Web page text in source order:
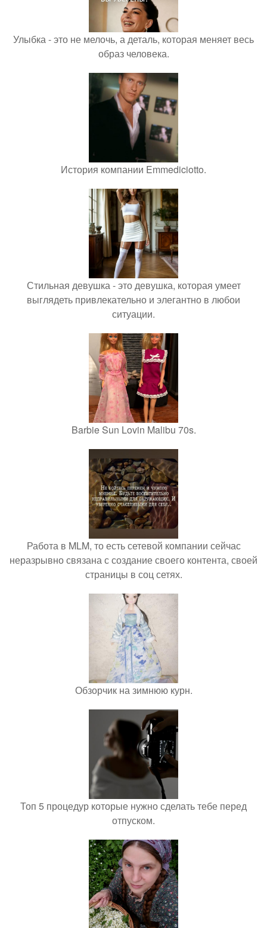
Улыбка - это не мелочь, а деталь, которая меняет весь
образ человека.
История компании Emmediciotto.
Стильная девушка - это девушка, которая умеет
выглядеть привлекательно и элегантно в любои
ситуации.
Barbie Sun Lovin Malibu 70s.
Работа в MLM, то есть сетевой компании сейчас
неразрывно связана с создание своего контента, своей
страницы в соц сетях.
Обзорчик на зимнюю курн.
Топ 5 процедур которые нужно сделать тебе перед
отпуском.